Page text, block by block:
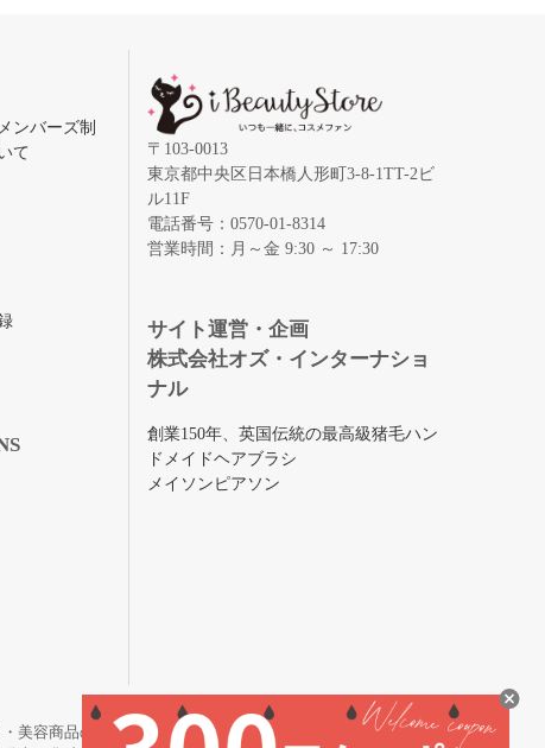
ンバーズ制
て
〒103-0013
東京都中央区日本橋人形町3-8-1TT-2ビ
ル11F
電話番号：0570-01-8314
営業時間：月～金 9:30 ～ 17:30
サイト運営・企画
株式会社オズ・インターナショ
ナル
創業150年、英国伝統の最高級猪毛ハン
ドメイドヘアブラシ
メイソンピアソン
美容商品の通販サイトです。